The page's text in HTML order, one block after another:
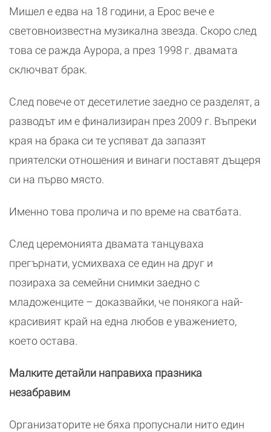
Мишел е едва на 18 години, а Ерос вече е
световноизвестна музикална звезда. Скоро след
това се ражда Аурора, а през 1998 г. двамата
сключват брак.
След повече от десетилетие заедно се разделят, а
разводът им е финализиран през 2009 г. Въпреки
края на брака си те успяват да запазят
приятелски отношения и винаги поставят дъщеря
си на първо място.
Именно това пролича и по време на сватбата.
След церемонията двамата танцуваха
прегърнати, усмихваха се един на друг и
позираха за семейни снимки заедно с
младоженците – доказвайки, че понякога най-
красивият край на една любов е уважението,
което остава.
Малките детайли направиха празника
незабравим
Организаторите не бяха пропуснали нито един